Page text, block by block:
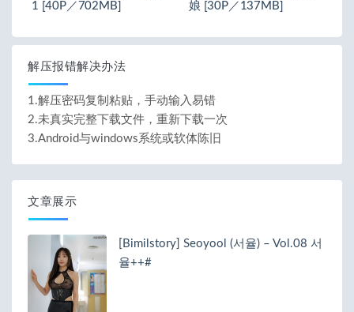
1 [40P／702MB]
娘 [30P／137MB]
解压报错解决办法
1.解压密码复制粘贴，手动输入易错
2.未真实完整下载文件，重新下载一次
3.Android与windows系统或软体陈旧
文章展示
[Bimilstory] Seoyool (서율) – Vol.08 서
율++#